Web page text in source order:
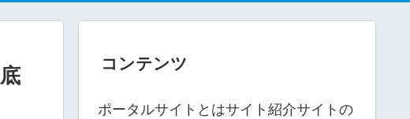
コンテンツ
ポータルサイトとはサイト紹介サイトの